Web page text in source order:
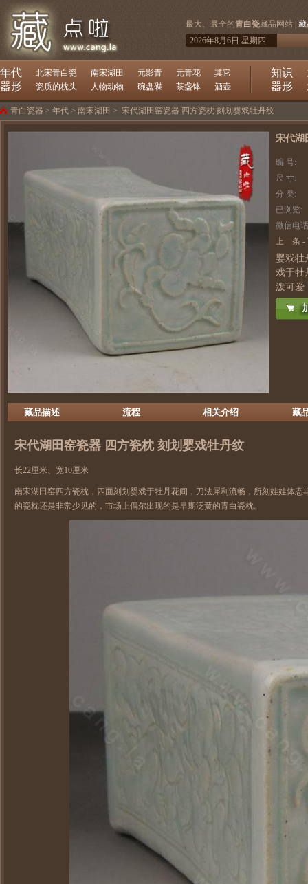
最大、最全的青白瓷藏品网站 |
2026年8月6日 星期四
年代 北宋青白瓷 南宋湖田 元影青 元青花 其它
器形 瓷质的枕头 人物动物 碗盘碟 茶盏钵 酒壶
知识
器形
青白瓷器 > 年代 > 南宋湖田 > 宋代湖田窑瓷器 四方瓷枕 刻划婴戏牡丹纹
宋代湖
编 号:
尺 寸:
分 类:
已浏览:
微信电
上一条 -
婴戏牡
戏于牡
泼可爱
藏品描述 流程 相关介绍 藏
宋代湖田窑瓷器 四方瓷枕 刻划婴戏牡丹纹
长22厘米、宽10厘米
南宋湖田窑四方瓷枕，四面刻划婴戏于牡丹花间，刀法犀利流畅，所刻娃娃体
的瓷枕还是非常少见的，市场上偶尔出现的是早期泛黄的青白瓷枕。